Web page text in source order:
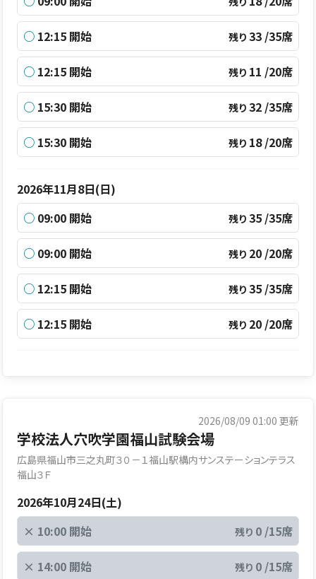
○ 12:15 開始 残り33 /35席
○ 12:15 開始 残り11 /20席
○ 15:30 開始 残り32 /35席
○ 15:30 開始 残り18 /20席
2026年11月8日(日)
○ 09:00 開始 残り35 /35席
○ 09:00 開始 残り20 /20席
○ 12:15 開始 残り35 /35席
○ 12:15 開始 残り20 /20席
2026/08/09 01:00 更新
学校法人穴吹学園福山試験会場
広島県福山市三之丸町３０－１福山駅構内サンステーションテラス
福山３Ｆ
2026年10月24日(土)
× 10:00 開始 残り0 /15席
× 14:00 開始 残り0 /15席